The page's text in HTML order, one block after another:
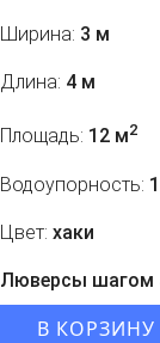
Ширина: 3 м
Длина: 4 м
Площадь: 12 м2
Водоупорность:
Цвет: хаки
Люверсы шагом
В КОРЗИНУ